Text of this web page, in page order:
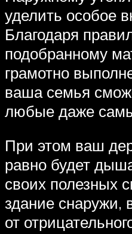
уделить особое
Благодаря
подобранному
грамотно
ваша семья
любые даже
При этом ваш
равно будет
своих полезных
здание снаружи,
от